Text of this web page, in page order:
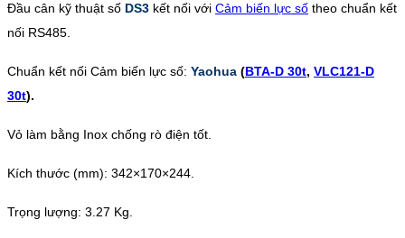
Đầu cân kỹ thuật số DS3 kết nối với Cảm biến lực số theo chuẩn kết
nối RS485.
Chuẩn kết nối Cảm biến lực số: Yaohua (BTA-D 30t, VLC121-D
30t).
Vỏ làm bằng Inox chống rò điện tốt.
Kích thước (mm): 342×170×244.
Trọng lượng: 3.27 Kg.